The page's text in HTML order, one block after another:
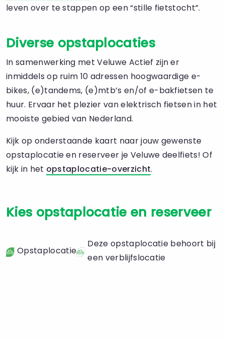
leven over te stappen op een “stille fietstocht”.
Diverse opstaplocaties
In samenwerking met Veluwe Actief zijn er
inmiddels op ruim 10 adressen hoogwaardige e-
bikes, (e)tandems, (e)mtb’s en/of e-bakfietsen te
huur. Ervaar het plezier van elektrisch fietsen in het
mooiste gebied van Nederland.
Kijk op onderstaande kaart naar jouw gewenste
opstaplocatie en reserveer je Veluwe deelfiets! Of
kijk in het opstaplocatie-overzicht.
Kies opstaplocatie en reserveer
Opstaplocatie
Deze opstaplocatie behoort bij
een verblijfslocatie